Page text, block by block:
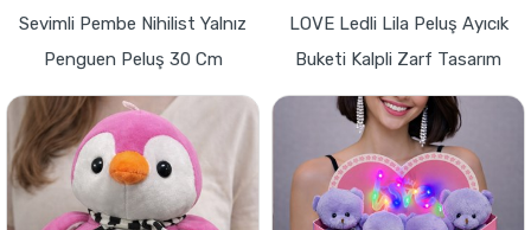
Sevimli Pembe Nihilist Yalnız
Penguen Peluş 30 Cm
LOVE Ledli Lila Peluş Ayıcık
Buketi Kalpli Zarf Tasarım